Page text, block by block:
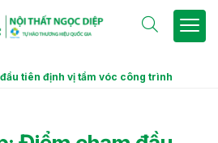
tiên định vị tầm vóc công trình